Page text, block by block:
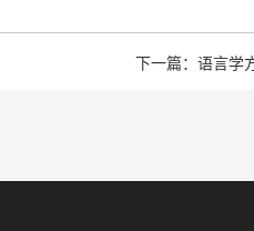
下一篇：语言